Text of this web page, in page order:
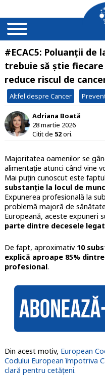
#ECAC5: Poluanții de
trebuie să știe
reduce riscul de
Altfel despre Cancer
Adriana Boată
28 martie 2026
Citit de 52ori.
Majoritatea oamenilor se
alimentație atunci când vine
Mai puțin cunoscut este
substanție la locul de
Expunerea profesională la
problemă majoră de
Europeană, aceste expuneri
parte dintre decesele
De fapt, aproximativ 10
explică aproape 85%
profesional.
Din acest motiv, European
Codului European împotriva
clară pentru cetățeni.